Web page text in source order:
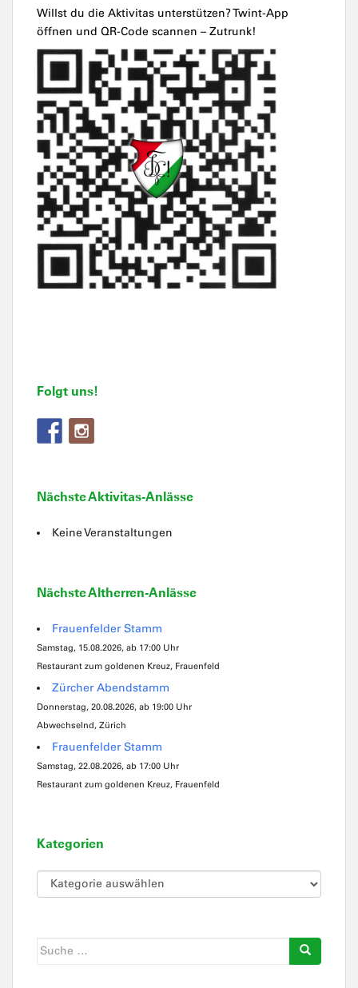
Willst du die Aktivitas unterstützen? Twint-App
öffnen und QR-Code scannen – Zutrunk!
Folgt uns!
Nächste Aktivitas-Anlässe
Keine Veranstaltungen
Nächste Altherren-Anlässe
Frauenfelder Stamm
Samstag, 15.08.2026, ab 17:00 Uhr
Restaurant zum goldenen Kreuz, Frauenfeld
Zürcher Abendstamm
Donnerstag, 20.08.2026, ab 19:00 Uhr
Abwechselnd, Zürich
Frauenfelder Stamm
Samstag, 22.08.2026, ab 17:00 Uhr
Restaurant zum goldenen Kreuz, Frauenfeld
Kategorien
Kategorien
Suche